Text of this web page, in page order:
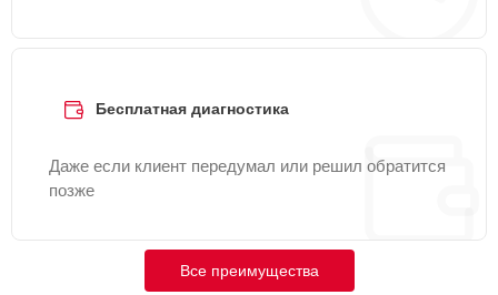
Бесплатная диагностика
Даже если клиент передумал или решил обратится
позже
Все преимущества